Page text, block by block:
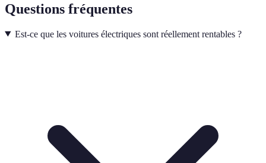
Questions fréquentes
Est-ce que les voitures électriques sont réellement rentables ?